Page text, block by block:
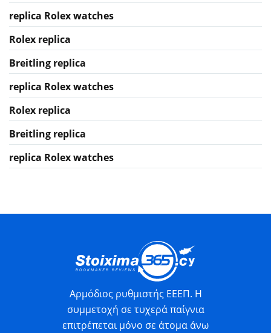
replica Rolex watches
Rolex replica
Breitling replica
replica Rolex watches
Rolex replica
Breitling replica
replica Rolex watches
Αρμόδιος ρυθμιστής ΕΕΕΠ. Η
συμμετοχή σε τυχερά παίγνια
επιτρέπεται μόνο σε άτομα άνω